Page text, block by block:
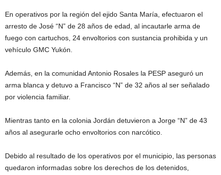
En operativos por la región del ejido Santa María, efectuaron el
arresto de José “N” de 28 años de edad, al incautarle arma de
fuego con cartuchos, 24 envoltorios con sustancia prohibida y un
vehículo GMC Yukón.
Además, en la comunidad Antonio Rosales la PESP aseguró un
arma blanca y detuvo a Francisco “N” de 32 años al ser señalado
por violencia familiar.
Mientras tanto en la colonia Jordán detuvieron a Jorge “N” de 43
años al asegurarle ocho envoltorios con narcótico.
Debido al resultado de los operativos por el municipio, las personas
quedaron informadas sobre los derechos de los detenidos,